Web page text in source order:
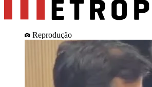
Reprodução